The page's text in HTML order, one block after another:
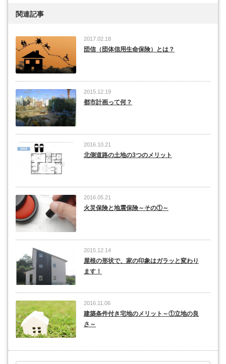
関連記事
2017.02.18
団信（団体信用生命保険）とは？
2015.12.19
都市計画って何？
2016.10.21
北側道路の土地の3つのメリット
2016.05.21
火災保険と地震保険～その①～
2015.12.14
屋根の形状で、家の印象はガラッと変わり
ます！
2016.11.06
建築条件付き宅地のメリット～①立地の良
さ～